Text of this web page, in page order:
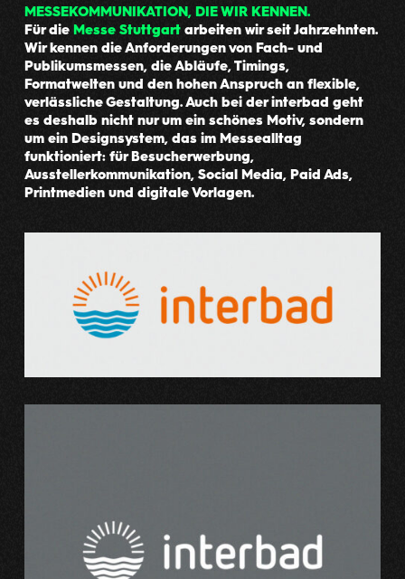
MESSEKOMMUNIKATION, DIE WIR KENNEN.
Für die Messe Stuttgartarbeiten wir seit Jahrzehnten.
Wir kennen die Anforderungen von Fach- und
Publikumsmessen, die Abläufe, Timings,
Formatwelten und den hohen Anspruch an flexible,
verlässliche Gestaltung. Auch bei der interbad geht
es deshalb nicht nur um ein schönes Motiv, sondern
um ein Designsystem, das im Messealltag
funktioniert: für Besucherwerbung,
Ausstellerkommunikation, Social Media, Paid Ads,
Printmedien und digitale Vorlagen.